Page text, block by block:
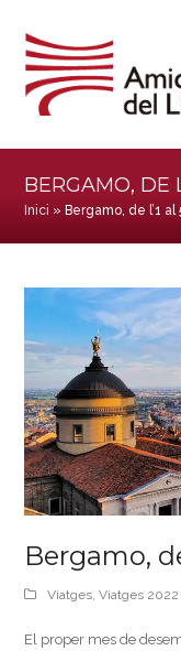
BERGAMO, DE
Inici » Bergamo, de l’1
Bergamo,
Viatges ,Viatges 2022
El proper mes de